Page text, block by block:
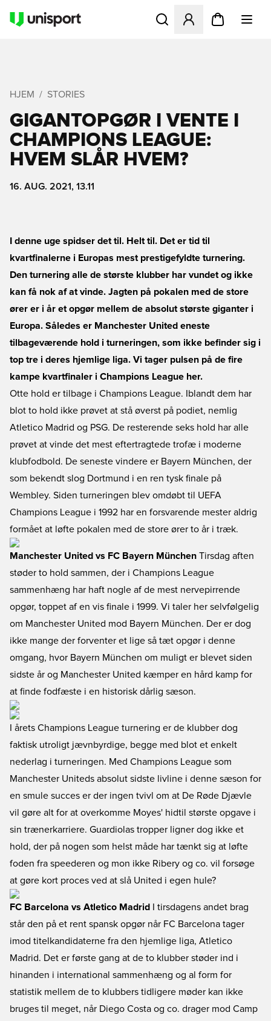
Åbner en Modal til at
HJEM STORIES
GIGANTOPGØR I VENTE I
CHAMPIONS LEAGUE:
HVEM SLÅR HVEM?
16. AUG. 2021, 13.11
I denne uge spidser det til. Helt til. Det er tid til
kvartfinalerne i Europas mest prestigefyldte turnering.
Den turnering alle de største klubber har vundet og ikke
kan få nok af at vinde. Jagten på pokalen med de store
ører er i år et opgør mellem de absolut største giganter i
Europa. Således er Manchester United eneste
tilbageværende hold i turneringen, som ikke befinder sig i
top tre i deres hjemlige liga. Vi tager pulsen på de fire
kampe kvartfinaler i Champions League her.
Otte hold er tilbage i Champions League. Iblandt dem har
blot to hold ikke prøvet at stå øverst på podiet, nemlig
Atletico Madrid og PSG. De resterende seks hold har alle
prøvet at vinde det mest eftertragtede trofæ i moderne
klubfodbold. De seneste vindere er Bayern München, der
som bekendt slog Dortmund i en ren tysk finale på
Wembley. Siden turneringen blev omdøbt til UEFA
Champions League i 1992 har en forsvarende mester aldrig
formået at løfte pokalen med de store ører to år i træk.
Manchester United vs FC Bayern München Tirsdag aften
støder to hold sammen, der i Champions League
sammenhæng har haft nogle af de mest nervepirrende
opgør, toppet af en vis finale i 1999. Vi taler her selvfølgelig
om Manchester United mod Bayern München. Der er dog
ikke mange der forventer et lige så tæt opgør i denne
omgang, hvor Bayern München om muligt er blevet siden
sidste år og Manchester United kæmper en hård kamp for
at finde fodfæste i en historisk dårlig sæson.
I årets Champions League turnering er de klubber dog
faktisk utroligt jævnbyrdige, begge med blot et enkelt
nederlag i turneringen. Med Champions League som
Manchester Uniteds absolut sidste livline i denne sæson for
en smule succes er der ingen tvivl om at De Røde Djævle
vil gøre alt for at overkomme Moyes' hidtil største opgave i
sin trænerkarriere. Guardiolas tropper ligner dog ikke et
hold, der på nogen som helst måde har tænkt sig at løfte
foden fra speederen og mon ikke Ribery og co. vil forsøge
at gøre kort proces ved at slå United i egen hule?
FC Barcelona vs Atletico Madrid I tirsdagens andet brag
står den på et rent spansk opgør når FC Barcelona tager
imod titelkandidaterne fra den hjemlige liga, Atletico
Madrid. Det er første gang at de to klubber støder ind i
hinanden i international sammenhæng og al form for
statistik mellem de to klubbers tidligere møder kan ikke
bruges til meget, når Diego Costa og co. drager mod Camp